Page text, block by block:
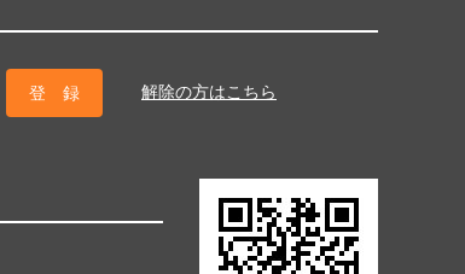
解除の方はこちら